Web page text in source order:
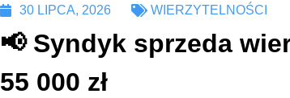
30 LIPCA, 2026 WIERZYTELNOŚCI
📢 Syndyk sprzeda
55 000 zł